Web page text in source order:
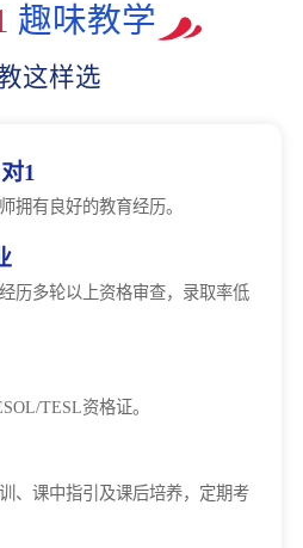
趣味教学
这样选
1
拥有良好的教育经历。
历多轮以上资格审查，录取率低
TESL资格证。
、课中指引及课后培养，定期考